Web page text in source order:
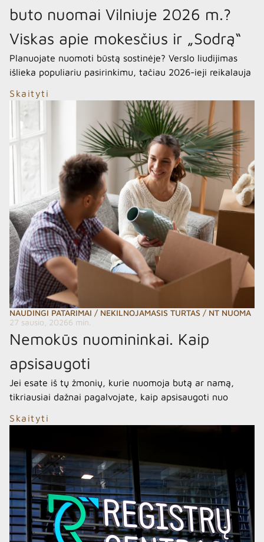
buto nuomai Vilniuje 2026 m.?
Viskas apie mokesčius ir „Sodrą“
Planuojate nuomoti būstą sostinėje? Verslo liudijimas
išlieka populiariu pasirinkimu, tačiau 2026-ieji reikalauja
socialinio draudimo statusą. Šiame straipsnyje
apžvelgiame konkrečias kainas, „Sodros“ įmokas ir
griežtus patalpų paskirties ribojimus. 1. Tiksli verslo
liudijimo kaina Vilniuje 2026 m. fiksuotas pajamų
mokestis nuomai Vilniuje siekia 684 Eur metams. Tačiau
galutinė […]
Skaityti
NAUDINGI PATARIMAI / NEKILNOJAMASIS TURTAS / NT NUOMA
27 sausio, 20266 min.
Nemokūs nuomininkai. Kaip
apsisaugoti
Jei esate iš tų žmonių, kurie nuomoja butą ar namą,
tikriausiai dažnai pagalvojate, kaip apsisaugoti nuo
nemalonumų. Juk kiekvienas iš mūsų visada tikisi gero
straipsnyje pateiksiu praktinius patarimus, padėsiančius
apsaugoti ne tik jūsų turtą, bet ir tausoti savo „nervus“.
Pirmiausia turime […]
Skaityti